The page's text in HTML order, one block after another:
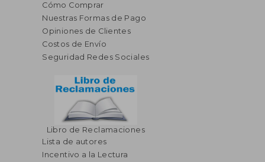
Cómo Comprar
Nuestras Formas de Pago
Opiniones de Clientes
Costos de Envío
Seguridad Redes Sociales
Libro de Reclamaciones
Lista de autores
Incentivo a la Lectura